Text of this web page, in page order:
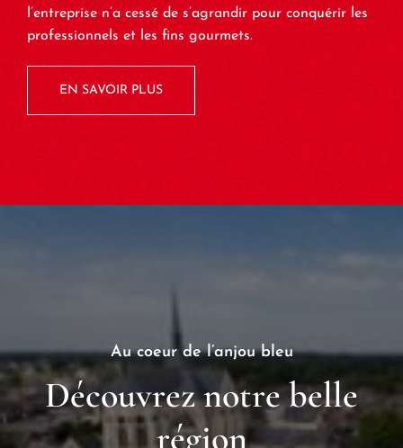
l’entreprise n’a cessé de s’agrandir pour conquérir les
professionnels et les fins gourmets.
EN SAVOIR PLUS
Au coeur de l’anjou bleu
Découvrez notre belle
région